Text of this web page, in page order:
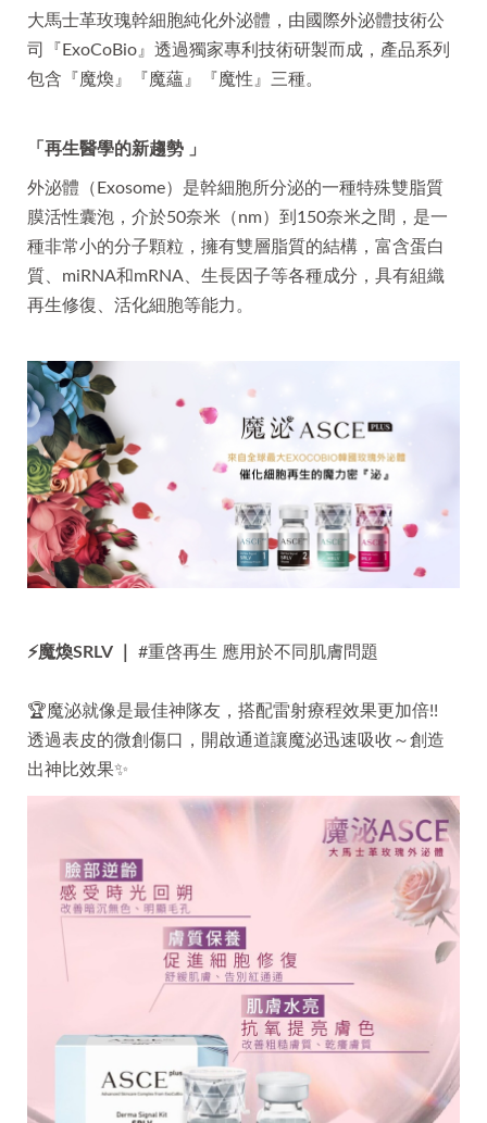
大馬士革玫瑰幹細胞純化外泌體，由國際外泌體技術公
司『ExoCoBio』透過獨家專利技術研製而成，產品系列
包含『魔煥』『魔蘊』『魔性』三種。
「再生醫學的新趨勢 」
外泌體（Exosome）是幹細胞所分泌的一種特殊雙脂質
膜活性囊泡，介於50奈米（nm）到150奈米之間，是一
種非常小的分子顆粒，擁有雙層脂質的結構，富含蛋白
質、miRNA和mRNA、生長因子等各種成分，具有組織
再生修復、活化細胞等能力。
⚡魔煥SRLV ｜ #重啓再生 應用於不同肌膚問題
🏆魔泌就像是最佳神隊友，搭配雷射療程效果更加倍!!
透過表皮的微創傷口，開啟通道讓魔泌迅速吸收～創造
出神比效果✨